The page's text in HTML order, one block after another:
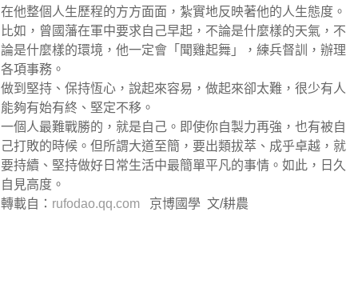
在他整個人生歷程的方方面面，紮實地反映著他的人生態度。
比如，曾國藩在軍中要求自己早起，不論是什麼樣的天氣，不
論是什麼樣的環境，他一定會「聞雞起舞」，練兵督訓，辦理
各項事務。
做到堅持、保持恆心，說起來容易，做起來卻太難，很少有人
能夠有始有終、堅定不移。
一個人最難戰勝的，就是自己。即使你自製力再強，也有被自
己打敗的時候。但所謂大道至簡，要出類拔萃、成乎卓越，就
要持續、堅持做好日常生活中最簡單平凡的事情。如此，日久
自見高度。
轉載自： rufodao.qq.com 京博國學 文/耕農